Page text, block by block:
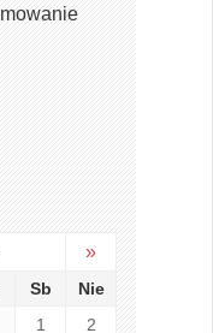
»
Sb
Nie
1
2